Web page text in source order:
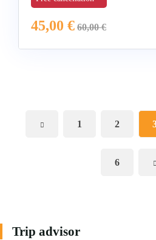
45,00 € 60,00€
1 2
6
Trip advisor